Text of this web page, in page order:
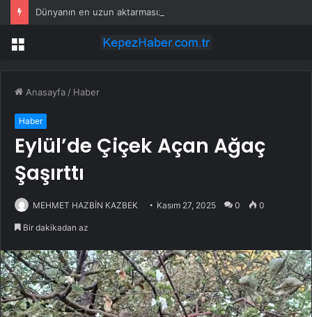
Menü
Anasayfa / Haber
Haber
Eylül’de Çiçek Açan Ağaç
Şaşırttı
MEHMET HAZBİN KAZBEK Kasım 27, 2025 0 0
Bir dakikadan az